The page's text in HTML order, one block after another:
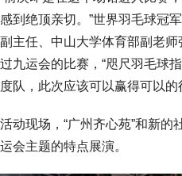
感到绝顶亲切。”世界羽毛球冠
副主任、中山大学体育部副老
过九运会的比赛，“咫尺羽毛球
度队，此次应该可以赢得可以
活动现场，“广州齐心苑”和新
运会主题的特点展演。